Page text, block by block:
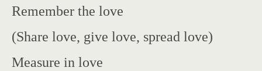
Remember the love
(Share love, give love, spread love)
Measure in love